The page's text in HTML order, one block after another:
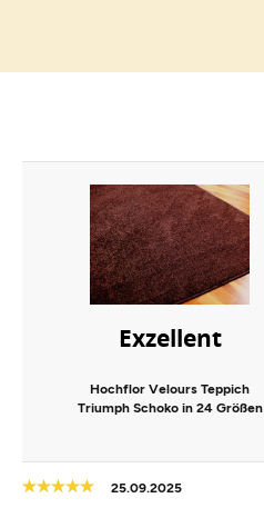
Exzellent
Hochflor Velours Teppich
Triumph Schoko in 24 Größen
25.09.2025